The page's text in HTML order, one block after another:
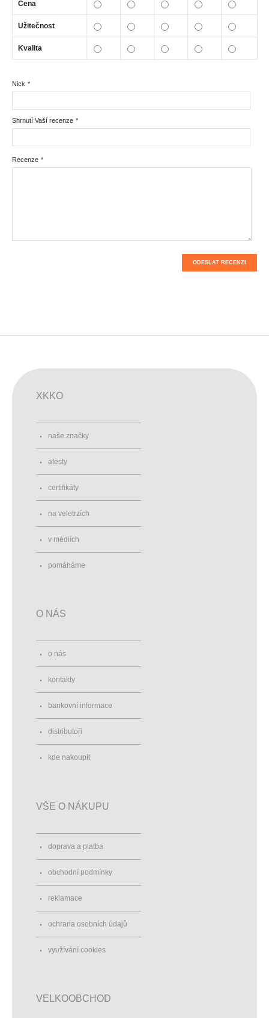
Cena
Užitečnost
Kvalita
*
Nick
*
Shrnutí Vaší recenze
*
Recenze
ODESLAT RECENZI
XKKO
naše značky
atesty
certifikáty
na veletrzích
v médiích
pomáháme
O NÁS
o nás
kontakty
bankovní informace
distributoři
kde nakoupit
VŠE O NÁKUPU
doprava a platba
obchodní podmínky
reklamace
ochrana osobních údajů
využívání cookies
VELKOOBCHOD